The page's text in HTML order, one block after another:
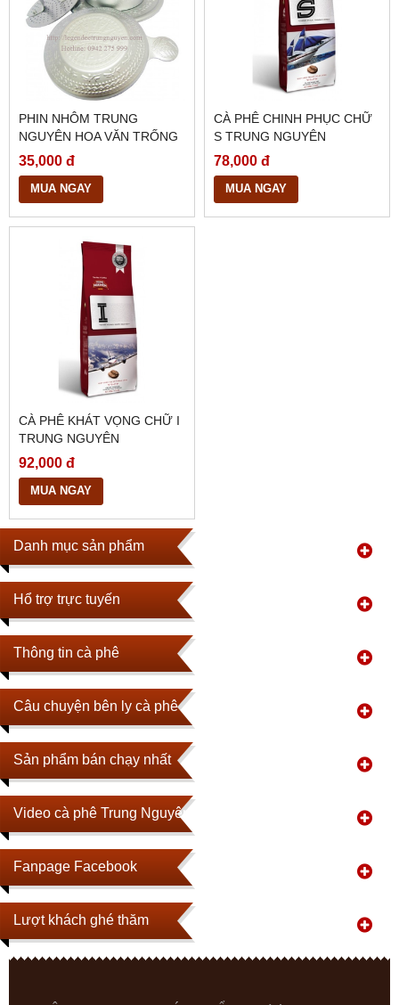
Danh mục sản phẩm
Hổ trợ trực tuyến
Thông tin cà phê
Câu chuyện bên ly cà phê
Sản phẩm bán chạy nhất
Video cà phê Trung Nguyên
Fanpage Facebook
Lượt khách ghé thăm
PHIN NHÔM TRUNG
NGUYÊN HOA VĂN TRỐNG
ĐỒNG
35,000 đ
MUA NGAY
CÀ PHÊ CHINH PHỤC CHỮ
S TRUNG NGUYÊN
78,000 đ
MUA NGAY
CÀ PHÊ KHÁT VỌNG CHỮ I
TRUNG NGUYÊN
92,000 đ
MUA NGAY